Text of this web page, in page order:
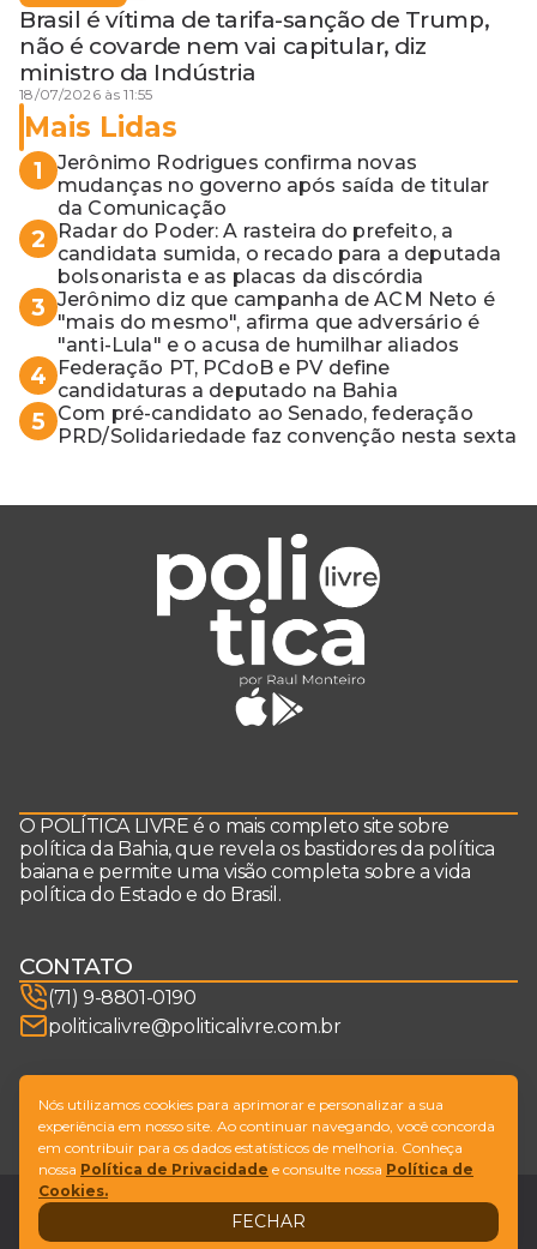
Brasil é vítima de tarifa-sanção de Trump,
não é covarde nem vai capitular, diz
ministro da Indústria
18/07/2026 às 11:55
Mais Lidas
1
Jerônimo Rodrigues confirma novas
mudanças no governo após saída de titular
da Comunicação
2
Radar do Poder: A rasteira do prefeito, a
candidata sumida, o recado para a deputada
bolsonarista e as placas da discórdia
3 Jerônimo diz que campanha de ACM Neto é
"mais do mesmo", afirma que adversário é
"anti-Lula" e o acusa de humilhar aliados
4
Federação PT, PCdoB e PV define
candidaturas a deputado na Bahia
5
Com pré-candidato ao Senado, federação
PRD/Solidariedade faz convenção nesta sexta
O POLÍTICA LIVRE é o mais completo site sobre
política da Bahia, que revela os bastidores da política
baiana e permite uma visão completa sobre a vida
política do Estado e do Brasil.
CONTATO
(71) 9-8801-0190
politicalivre@politicalivre.com.br
SIGA-NOS
Design by NVGO
LegalFale conosco
Nós utilizamos cookies para aprimorar e personalizar a sua
experiência em nosso site. Ao continuar navegando, você concorda
em contribuir para os dados estatísticos de melhoria. Conheça
nossa Política de Privacidade e consulte nossa Política de
Cookies.
FECHAR